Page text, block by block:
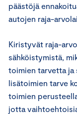
päästöjä
autojen raja-
Kiristyvät raja-
sähköistymistä,
toimien tarvetta ja
lisätoimien tarve
toimien
jotta